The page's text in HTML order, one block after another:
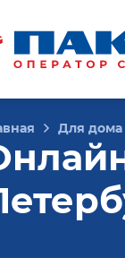
Для дома